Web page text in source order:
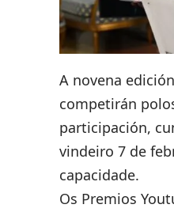
A novena
competirán
participación,
vindeiro 7 de
capacidade.
Os Premios